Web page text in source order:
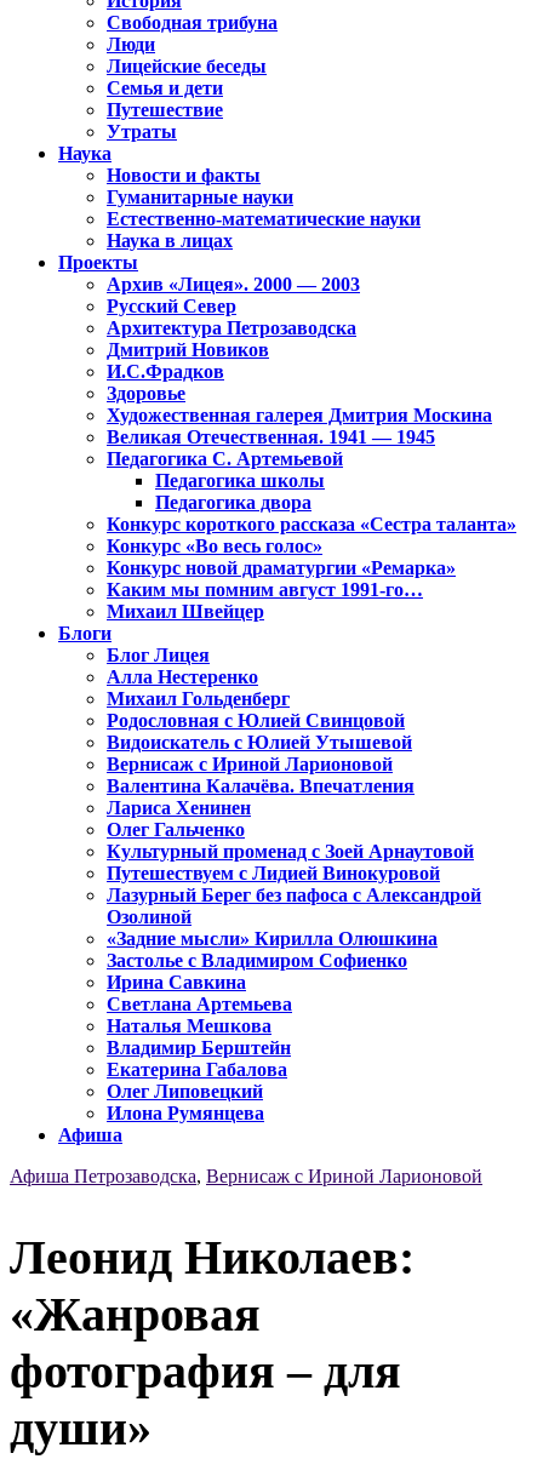
Свободная трибуна
Люди
Лицейские беседы
Семья и дети
Путешествие
Утраты
Наука
Новости и факты
Гуманитарные науки
Естественно-математические науки
Наука в лицах
Проекты
Архив «Лицея». 2000 — 2003
Русский Север
Архитектура Петрозаводска
Дмитрий Новиков
И.С.Фрадков
Здоровье
Художественная галерея Дмитрия Москина
Великая Отечественная. 1941 — 1945
Педагогика С. Артемьевой
Педагогика школы
Педагогика двора
Конкурс короткого рассказа «Сестра таланта»
Конкурс «Во весь голос»
Конкурс новой драматургии «Ремарка»
Каким мы помним август 1991-го…
Михаил Швейцер
Блоги
Блог Лицея
Алла Нестеренко
Михаил Гольденберг
Родословная с Юлией Свинцовой
Видоискатель с Юлией Утышевой
Вернисаж с Ириной Ларионовой
Валентина Калачёва. Впечатления
Лариса Хенинен
Олег Гальченко
Культурный променад с Зоей Арнаутовой
Путешествуем с Лидией Винокуровой
Лазурный Берег без пафоса с Александрой
Озолиной
«Задние мысли» Кирилла Олюшкина
Застолье с Владимиром Софиенко
Ирина Савкина
Светлана Артемьева
Наталья Мешкова
Владимир Берштейн
Екатерина Габалова
Олег Липовецкий
Илона Румянцева
Афиша
Афиша Петрозаводска, Вернисаж с Ириной Ларионовой
Леонид Николаев:
«Жанровая
фотография – для
души»